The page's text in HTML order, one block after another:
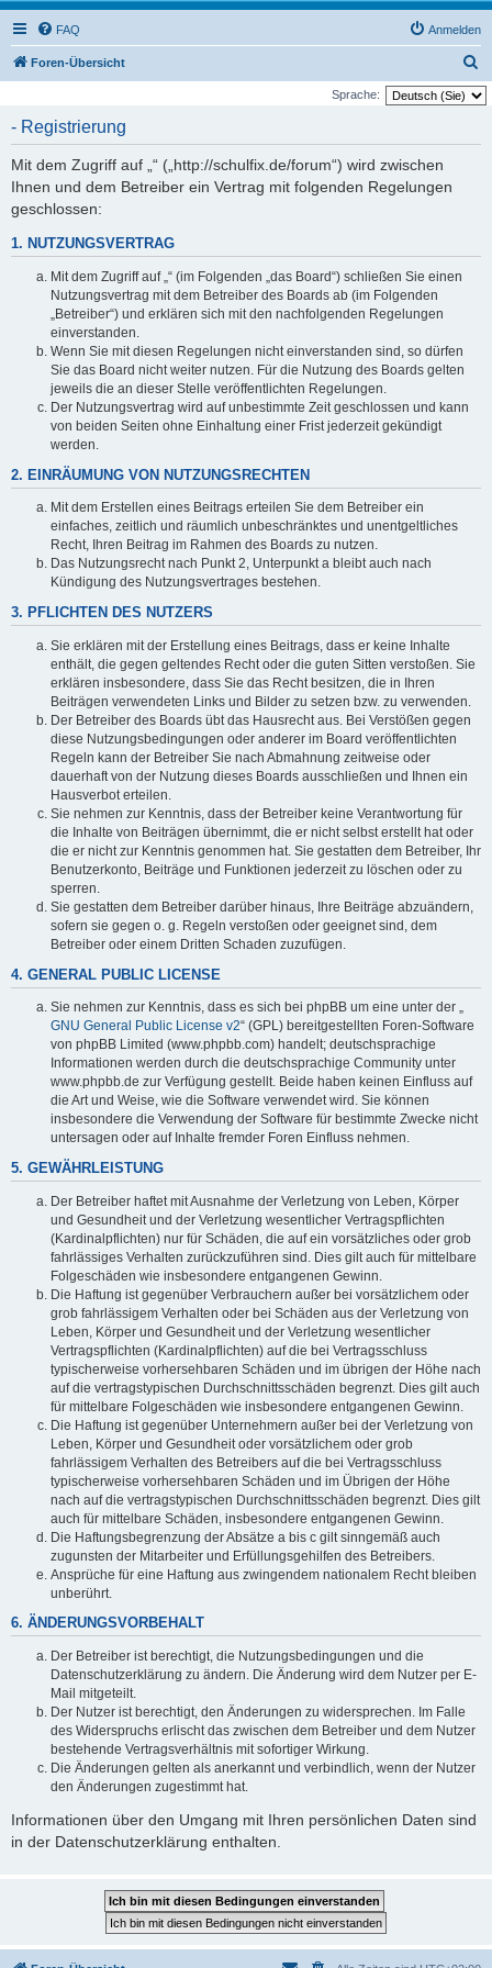
FAQ Anmelden
Foren-Übersicht
u
Sprache:
- Registrierung
Mit dem Zugriff auf „“ („http://schulfix.de/forum“) wird zwischen
Ihnen und dem Betreiber ein Vertrag mit folgenden Regelungen
geschlossen:
1. NUTZUNGSVERTRAG
Mit dem Zugriff auf „“ (im Folgenden „das Board“) schließen Sie einen
Nutzungsvertrag mit dem Betreiber des Boards ab (im Folgenden
„Betreiber“) und erklären sich mit den nachfolgenden Regelungen
einverstanden.
Wenn Sie mit diesen Regelungen nicht einverstanden sind, so dürfen
Sie das Board nicht weiter nutzen. Für die Nutzung des Boards gelten
jeweils die an dieser Stelle veröffentlichten Regelungen.
Der Nutzungsvertrag wird auf unbestimmte Zeit geschlossen und kann
von beiden Seiten ohne Einhaltung einer Frist jederzeit gekündigt
werden.
2. EINRÄUMUNG VON NUTZUNGSRECHTEN
Mit dem Erstellen eines Beitrags erteilen Sie dem Betreiber ein
einfaches, zeitlich und räumlich unbeschränktes und unentgeltliches
Recht, Ihren Beitrag im Rahmen des Boards zu nutzen.
Das Nutzungsrecht nach Punkt 2, Unterpunkt a bleibt auch nach
Kündigung des Nutzungsvertrages bestehen.
3. PFLICHTEN DES NUTZERS
Sie erklären mit der Erstellung eines Beitrags, dass er keine Inhalte
enthält, die gegen geltendes Recht oder die guten Sitten verstoßen. Sie
erklären insbesondere, dass Sie das Recht besitzen, die in Ihren
Beiträgen verwendeten Links und Bilder zu setzen bzw. zu verwenden.
Der Betreiber des Boards übt das Hausrecht aus. Bei Verstößen gegen
diese Nutzungsbedingungen oder anderer im Board veröffentlichten
Regeln kann der Betreiber Sie nach Abmahnung zeitweise oder
dauerhaft von der Nutzung dieses Boards ausschließen und Ihnen ein
Hausverbot erteilen.
Sie nehmen zur Kenntnis, dass der Betreiber keine Verantwortung für
die Inhalte von Beiträgen übernimmt, die er nicht selbst erstellt hat oder
die er nicht zur Kenntnis genommen hat. Sie gestatten dem Betreiber, Ihr
Benutzerkonto, Beiträge und Funktionen jederzeit zu löschen oder zu
sperren.
Sie gestatten dem Betreiber darüber hinaus, Ihre Beiträge abzuändern,
sofern sie gegen o. g. Regeln verstoßen oder geeignet sind, dem
Betreiber oder einem Dritten Schaden zuzufügen.
4. GENERAL PUBLIC LICENSE
Sie nehmen zur Kenntnis, dass es sich bei phpBB um eine unter der „
GNU General Public License v2“ (GPL) bereitgestellten Foren-Software
von phpBB Limited (www.phpbb.com) handelt; deutschsprachige
Informationen werden durch die deutschsprachige Community unter
www.phpbb.de zur Verfügung gestellt. Beide haben keinen Einfluss auf
die Art und Weise, wie die Software verwendet wird. Sie können
insbesondere die Verwendung der Software für bestimmte Zwecke nicht
untersagen oder auf Inhalte fremder Foren Einfluss nehmen.
5. GEWÄHRLEISTUNG
Der Betreiber haftet mit Ausnahme der Verletzung von Leben, Körper
und Gesundheit und der Verletzung wesentlicher Vertragspflichten
(Kardinalpflichten) nur für Schäden, die auf ein vorsätzliches oder grob
fahrlässiges Verhalten zurückzuführen sind. Dies gilt auch für mittelbare
Folgeschäden wie insbesondere entgangenen Gewinn.
Die Haftung ist gegenüber Verbrauchern außer bei vorsätzlichem oder
grob fahrlässigem Verhalten oder bei Schäden aus der Verletzung von
Leben, Körper und Gesundheit und der Verletzung wesentlicher
Vertragspflichten (Kardinalpflichten) auf die bei Vertragsschluss
typischerweise vorhersehbaren Schäden und im übrigen der Höhe nach
auf die vertragstypischen Durchschnittsschäden begrenzt. Dies gilt auch
für mittelbare Folgeschäden wie insbesondere entgangenen Gewinn.
Die Haftung ist gegenüber Unternehmern außer bei der Verletzung von
Leben, Körper und Gesundheit oder vorsätzlichem oder grob
fahrlässigem Verhalten des Betreibers auf die bei Vertragsschluss
typischerweise vorhersehbaren Schäden und im Übrigen der Höhe
nach auf die vertragstypischen Durchschnittsschäden begrenzt. Dies gilt
auch für mittelbare Schäden, insbesondere entgangenen Gewinn.
Die Haftungsbegrenzung der Absätze a bis c gilt sinngemäß auch
zugunsten der Mitarbeiter und Erfüllungsgehilfen des Betreibers.
Ansprüche für eine Haftung aus zwingendem nationalem Recht bleiben
unberührt.
6. ÄNDERUNGSVORBEHALT
Der Betreiber ist berechtigt, die Nutzungsbedingungen und die
Datenschutzerklärung zu ändern. Die Änderung wird dem Nutzer per E-
Mail mitgeteilt.
Der Nutzer ist berechtigt, den Änderungen zu widersprechen. Im Falle
des Widerspruchs erlischt das zwischen dem Betreiber und dem Nutzer
bestehende Vertragsverhältnis mit sofortiger Wirkung.
Die Änderungen gelten als anerkannt und verbindlich, wenn der Nutzer
den Änderungen zugestimmt hat.
Informationen über den Umgang mit Ihren persönlichen Daten sind
in der Datenschutzerklärung enthalten.